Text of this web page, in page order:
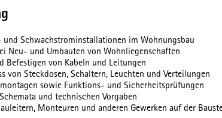
Schwachstrominstallationen im Wohnungsbau
Neu- und Umbauten von Wohnliegenschaften
Befestigen von Kabeln und Leitungen
von Steckdosen, Schaltern, Leuchten und Verteilungen
sowie Funktions- und Sicherheitsprüfungen
und technischen Vorgaben
Monteuren und anderen Gewerken auf der